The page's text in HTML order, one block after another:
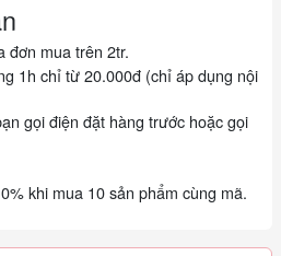
đơn mua trên 2tr.
1h chỉ từ 20.000đ (chỉ áp dụng nội
gọi điện đặt hàng trước hoặc gọi
khi mua 10 sản phẩm cùng mã.